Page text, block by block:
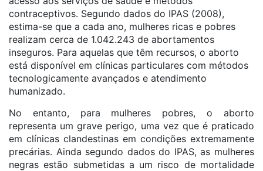
contraceptivos. Segundo dados do IPAS (2008),
estima-se que a cada ano, mulheres ricas e pobres
realizam cerca de 1.042.243 de abortamentos
inseguros. Para aquelas que têm recursos, o aborto
está disponível em clínicas particulares com métodos
tecnologicamente avançados e atendimento
humanizado.
No entanto, para mulheres pobres, o aborto
representa um grave perigo, uma vez que é praticado
em clínicas clandestinas em condições extremamente
precárias. Ainda segundo dados do IPAS, as mulheres
negras estão submetidas a um risco de mortalidade